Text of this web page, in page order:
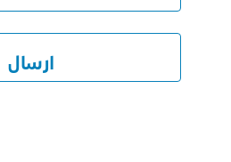
ارسال